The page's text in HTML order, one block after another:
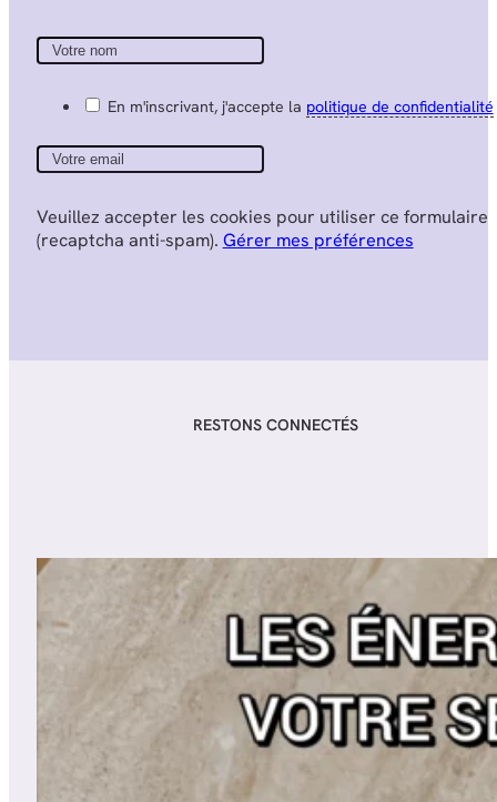
En m'inscrivant, j'accepte la politique de confidentialité
Veuillez accepter les cookies pour utiliser ce formulaire
(recaptcha anti-spam). Gérer mes préférences
RESTONS CONNECTÉS